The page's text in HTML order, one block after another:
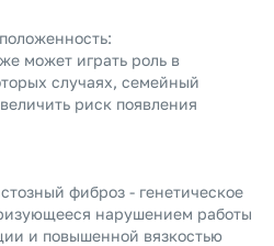
может играть роль в
случаях, семейный
риск появления
фиброз - генетическое
нарушением работы
и повышенной вязкостью